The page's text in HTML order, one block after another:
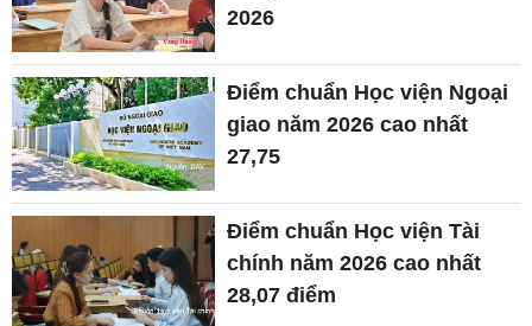
2026
Điểm chuẩn Học viện Ngoại
giao năm 2026 cao nhất
27,75
Điểm chuẩn Học viện Tài
chính năm 2026 cao nhất
28,07 điểm